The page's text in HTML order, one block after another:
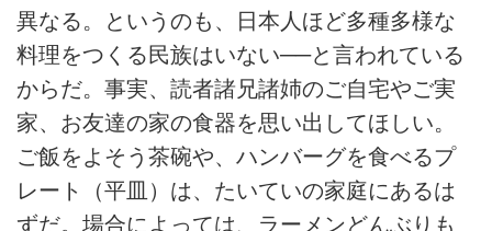
異なる。というのも、日本人ほど多種多様な
料理をつくる民族はいない──と言われている
からだ。事実、読者諸兄諸姉のご自宅やご実
家、お友達の家の食器を思い出してほしい。
ご飯をよそう茶碗や、ハンバーグを食べるプ
レート（平皿）は、たいていの家庭にあるは
ずだ。場合によっては、ラーメンどんぶりも